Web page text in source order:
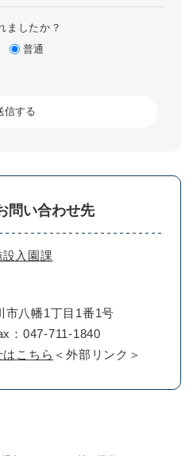
ましたか？
普通
問い合わせ先
設入園課
市八幡1丁目1番1号
：047-711-1840
こちら ＜外部リンク＞